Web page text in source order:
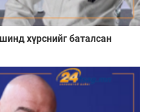
хүрснийг баталсан